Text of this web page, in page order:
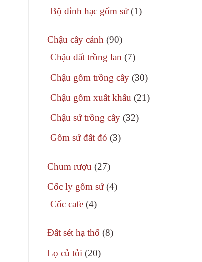
sản
Bộ đỉnh hạc gốm sứ 11
Chậu cây cảnh 9090
sản
Chậu đất trồng lan 77
phẩm
Chậu gốm trồng cây 3030
phẩm
Chậu gốm xuất khẩu 2121
Chậu sứ trồng cây 3232
Gốm sứ đất đỏ 33
Chum rượu 2727
phẩm
Cốc ly gốm sứ 44
Cốc cafe 44
phẩm
Đất sét hạ thổ 88
Lọ củ tỏi 2020